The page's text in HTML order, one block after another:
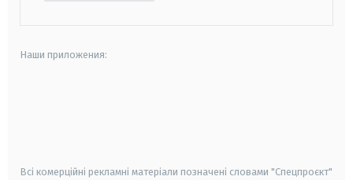
Наши приложения:
Всі комерційні рекламні матеріали позначені словами "Спецпроєкт"